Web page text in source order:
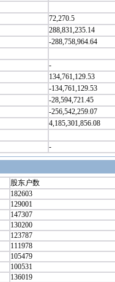
72,270.5
288,831,235.14
-288,758,964.64
-
134,761,129.53
-134,761,129.53
-28,594,721.45
-256,542,259.07
4,185,301,856.08
-
股东户数
182603
129001
147307
130200
123787
111978
105479
100531
136019